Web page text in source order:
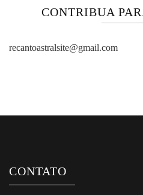
CONTRIBUA
recantoastralsite@gmail.com
CONTATO